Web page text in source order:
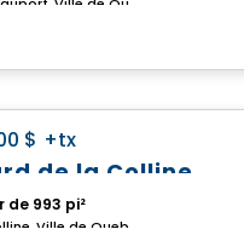
$ +tx
de la Colline
de 993 pi²